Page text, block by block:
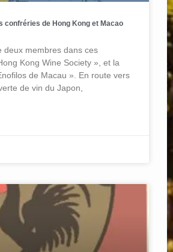
confréries de Hong Kong et Macao
deux membres dans ces
Kong Wine Society », et la
de Macau ». En route vers
de vin du Japon,